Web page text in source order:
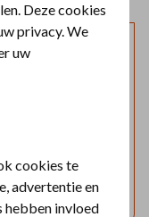
Deze cookies
privacy. We
uw
cookies te
advertentie en
hebben invloed